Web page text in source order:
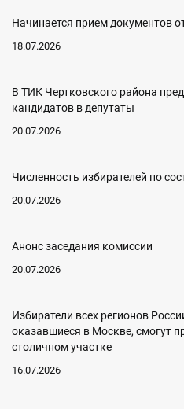
Начинается прием документов
18.07.2026
В ТИК Чертковского района
кандидатов в депутаты
20.07.2026
Численность избирателей по
20.07.2026
Анонс заседания комиссии
20.07.2026
Избиратели всех регионов
оказавшиеся в Москве, смогут
столичном участке
16.07.2026